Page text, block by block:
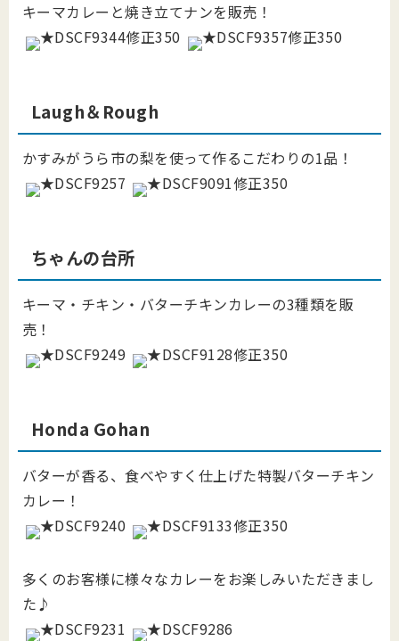
キーマカレーと焼き立てナンを販売！
Laugh＆Rough
かすみがうら市の梨を使って作るこだわりの1品！
ちゃんの台所
キーマ・チキン・バターチキンカレーの3種類を販
売！
Honda Gohan
バターが香る、食べやすく仕上げた特製バターチキン
カレー！
多くのお客様に様々なカレーをお楽しみいただきまし
た♪